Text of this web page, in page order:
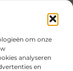
om onze
analyseren
en
BUSINESS